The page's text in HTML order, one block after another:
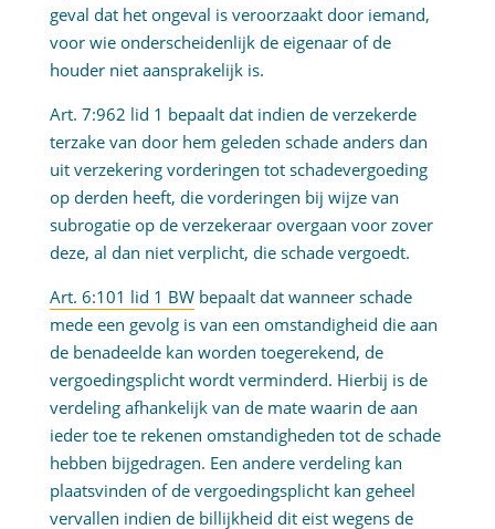
geval dat het ongeval is veroorzaakt door iemand,
voor wie onderscheidenlijk de eigenaar of de
houder niet aansprakelijk is.
Art. 7:962 lid 1 bepaalt dat indien de verzekerde
terzake van door hem geleden schade anders dan
uit verzekering vorderingen tot schadevergoeding
op derden heeft, die vorderingen bij wijze van
subrogatie op de verzekeraar overgaan voor zover
deze, al dan niet verplicht, die schade vergoedt.
Art. 6:101 lid 1 BWbepaalt dat wanneer schade
mede een gevolg is van een omstandigheid die aan
de benadeelde kan worden toegerekend, de
vergoedingsplicht wordt verminderd. Hierbij is de
verdeling afhankelijk van de mate waarin de aan
ieder toe te rekenen omstandigheden tot de schade
hebben bijgedragen. Een andere verdeling kan
plaatsvinden of de vergoedingsplicht kan geheel
vervallen indien de billijkheid dit eist wegens de